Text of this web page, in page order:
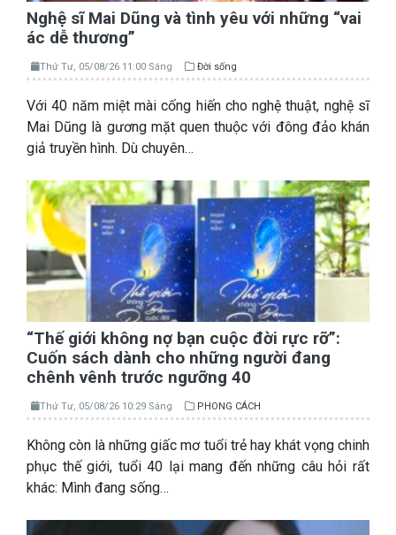
Nghệ sĩ Mai Dũng và tình yêu với những “vai
ác dễ thương”
Thứ Tư, 05/08/26 11:00 Sáng Đời sống
Với 40 năm miệt mài cống hiến cho nghệ thuật, nghệ sĩ
Mai Dũng là gương mặt quen thuộc với đông đảo khán
giả truyền hình. Dù chuyên…
“Thế giới không nợ bạn cuộc đời rực rỡ”:
Cuốn sách dành cho những người đang
chênh vênh trước ngưỡng 40
Thứ Tư, 05/08/26 10:29 Sáng PHONG CÁCH
Không còn là những giấc mơ tuổi trẻ hay khát vọng chinh
phục thế giới, tuổi 40 lại mang đến những câu hỏi rất
khác: Mình đang sống…